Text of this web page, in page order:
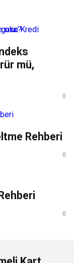
mü,
0
Rehberi
0
0